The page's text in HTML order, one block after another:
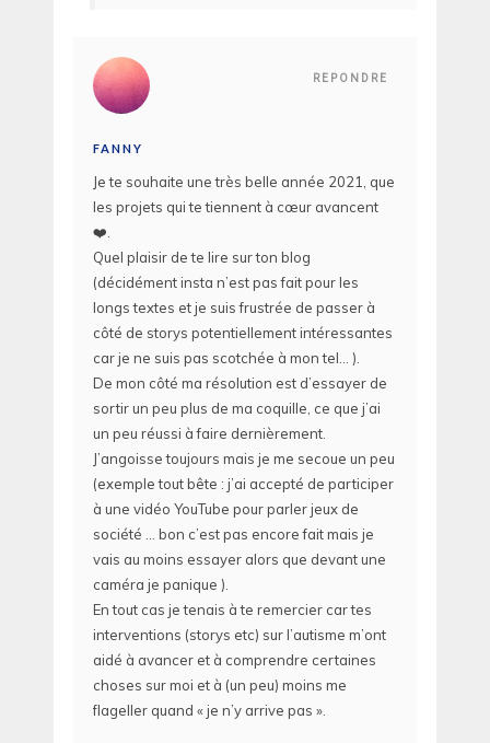
REPONDRE
FANNY
Je te souhaite une très belle année 2021, que
les projets qui te tiennent à cœur avancent
❤️.
Quel plaisir de te lire sur ton blog
(décidément insta n’est pas fait pour les
longs textes et je suis frustrée de passer à
côté de storys potentiellement intéressantes
car je ne suis pas scotchée à mon tel… ).
De mon côté ma résolution est d’essayer de
sortir un peu plus de ma coquille, ce que j’ai
un peu réussi à faire dernièrement.
J’angoisse toujours mais je me secoue un peu
(exemple tout bête : j’ai accepté de participer
à une vidéo YouTube pour parler jeux de
société … bon c’est pas encore fait mais je
vais au moins essayer alors que devant une
caméra je panique ).
En tout cas je tenais à te remercier car tes
interventions (storys etc) sur l’autisme m’ont
aidé à avancer et à comprendre certaines
choses sur moi et à (un peu) moins me
flageller quand « je n’y arrive pas ».